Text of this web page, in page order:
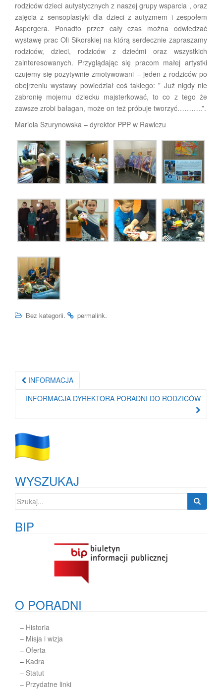
rodziców dzieci autystycznych z naszej grupy wsparcia , oraz
zajęcia z sensoplastyki dla dzieci z autyzmem i zespołem
Aspergera. Ponadto przez cały czas można odwiedzać
wystawę prac Oli Sikorskiej na którą serdecznie zapraszamy
rodziców, dzieci, rodziców z dziećmi oraz wszystkich
zainteresowanych. Przyglądając się pracom małej artystki
czujemy się pozytywnie zmotywowani – jeden z rodziców po
obejrzeniu wystawy powiedział coś takiego: ” Już nigdy nie
zabronię mojemu dziecku majsterkować, to co z tego że
zawsze zrobi bałagan, może on też próbuje tworzyć………..”.
Mariola Szurynowska – dyrektor PPP w Rawiczu
Bez kategorii. permalink.
Nawigacja
po
wpisie
INFORMACJA
INFORMACJA DYREKTORA PORADNI DO RODZICÓW
WYSZUKAJ
Szukaj:
BIP
O PORADNI
– Historia
– Misja i wizja
– Oferta
– Kadra
– Statut
– Przydatne linki